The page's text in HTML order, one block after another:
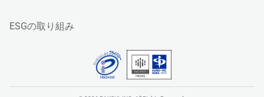
ESGの取り組み